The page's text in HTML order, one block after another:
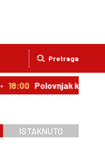
Pretraga
Polovnjak kojem cena
ISTAKNUTO